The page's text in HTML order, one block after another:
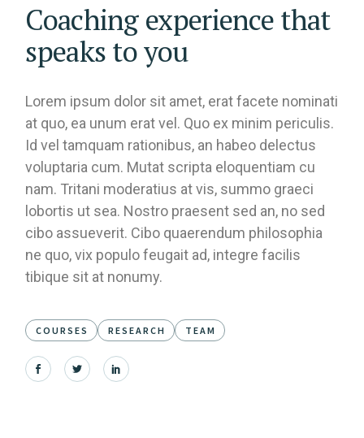
Coaching experience that
speaks to you
Lorem ipsum dolor sit amet, erat facete nominati
at quo, ea unum erat vel. Quo ex minim periculis.
Id vel tamquam rationibus, an habeo delectus
voluptaria cum. Mutat scripta eloquentiam cu
nam. Tritani moderatius at vis, summo graeci
lobortis ut sea. Nostro praesent sed an, no sed
cibo assueverit. Cibo quaerendum philosophia
ne quo, vix populo feugait ad, integre facilis
tibique sit at nonumy.
COURSES RESEARCH TEAM